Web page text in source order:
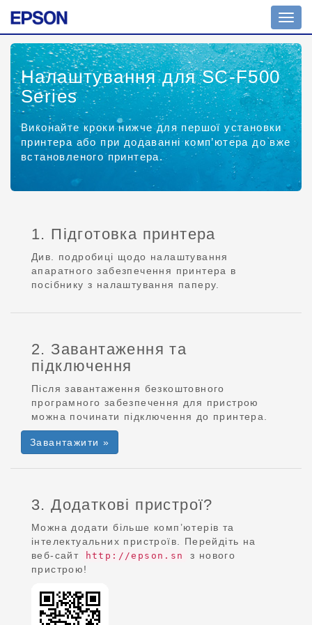
Налаштування для SC-F500
Series
Виконайте кроки нижче для першої установки
принтера або при додаванні комп’ютера до вже
встановленого принтера.
1. Підготовка принтера
Див. подробиці щодо налаштування
апаратного забезпечення принтера в
посібнику з налаштування паперу.
2. Завантаження та
підключення
Після завантаження безкоштовного
програмного забезпечення для пристрою
можна починати підключення до принтера.
Завантажити »
3. Додаткові пристрої?
Можна додати більше комп’ютерів та
інтелектуальних пристроїв. Перейдіть на
веб-сайт
http://epson.sn
з нового
пристрою!